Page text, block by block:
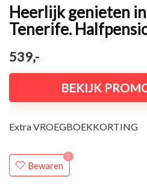
Heerlijk genieten
Tenerife.
539,-
BEKIJK
Extra VROEGBOEKKORTING
Bewaren
0